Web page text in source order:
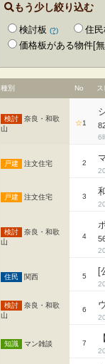
もう少し絞り込む
検討板 (?) 住民
価格板がある物件[
種別 No ス
奈良・和歌
山
☆1
6
注文住宅 2
注文住宅 3
奈良・和歌
山
4
関西 5
[
奈良・和歌
山
6
マン雑談 7